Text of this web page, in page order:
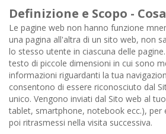
Definizione e Scopo -
Le pagine web non hanno funzione
una pagina all'altra di un sito web, non
lo stesso utente in ciascuna delle
testo di piccole dimensioni in cui sono
informazioni riguardanti la tua
consentono di essere riconosciuto dal
unico. Vengono inviati dal Sito web al
tablet, smartphone, notebook ecc.), per
poi ritrasmessi nella visita successiva.